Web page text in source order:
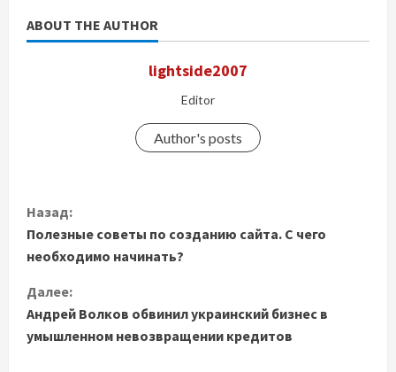
ABOUT THE AUTHOR
lightside2007
Editor
Author's posts
П
р
о
д
о
Назад:
Полезные советы по созданию сайта. С чего
необходимо начинать?
Далее:
Андрей Волков обвинил украинский бизнес в
умышленном невозвращении кредитов